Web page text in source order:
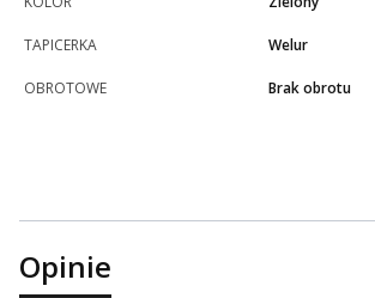
TAPICERKA Welur
OBROTOWE Brak obrotu
Opinie